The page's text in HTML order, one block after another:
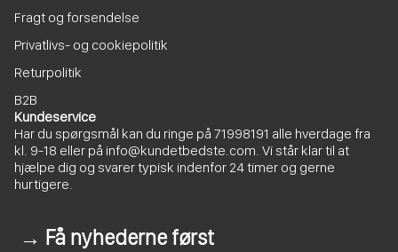
Fragt og forsendelse
Privatlivs- og cookiepolitik
Returpolitik
B2B
Kundeservice
Har du spørgsmål kan du ringe på 71998191 alle hverdage fra
kl. 9-18 eller på info@kundetbedste.com. Vi står klar til at
hjælpe dig og svarer typisk indenfor 24 timer og gerne
hurtigere.
→ Få nyhederne først